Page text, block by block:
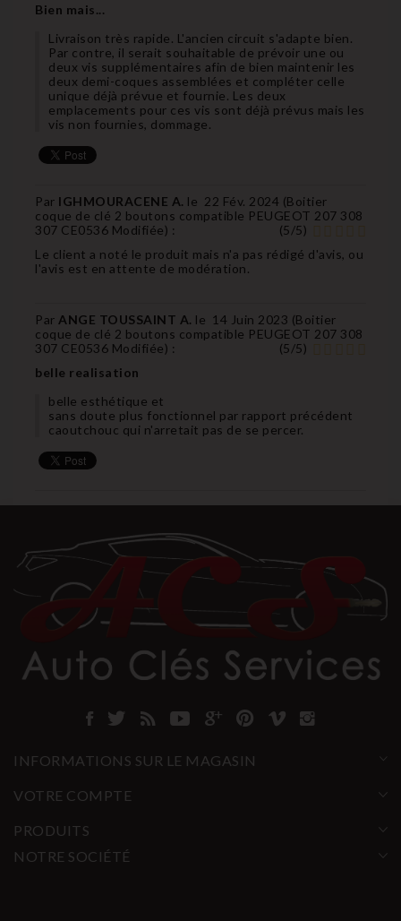
Bien mais...
Livraison très rapide. L'ancien circuit s'adapte bien.
Par contre, il serait souhaitable de prévoir une ou
deux vis supplémentaires afin de bien maintenir les
deux demi-coques assemblées et compléter celle
unique déjà prévue et fournie. Les deux
emplacements pour ces vis sont déjà prévus mais les
vis non fournies, dommage.
Par IGHMOURACENE A. le 22 Fév. 2024 (Boitier
coque de clé 2 boutons compatible PEUGEOT 207 308
307 CE0536 Modifiée) : (5/5)
Le client a noté le produit mais n'a pas rédigé d'avis, ou
l'avis est en attente de modération.
Par ANGE TOUSSAINT A. le 14 Juin 2023 (Boitier
coque de clé 2 boutons compatible PEUGEOT 207 308
307 CE0536 Modifiée) : (5/5)
belle realisation
belle esthétique et
sans doute plus fonctionnel par rapport précédent
caoutchouc qui n'arretait pas de se percer.
INFORMATIONS SUR LE MAGASIN
VOTRE COMPTE
PRODUITS
NOTRE SOCIÉTÉ